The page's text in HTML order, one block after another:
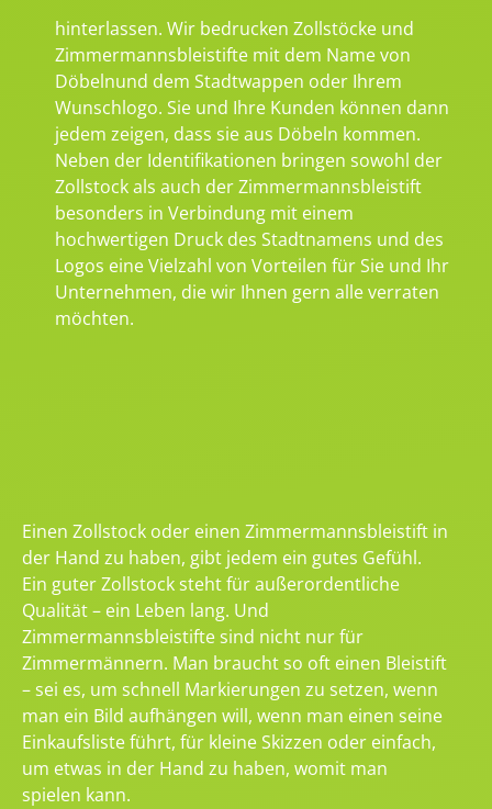
hinterlassen. Wir bedrucken Zollstöcke und
Zimmermannsbleistifte mit dem Name von
Döbelnund dem Stadtwappen oder Ihrem
Wunschlogo. Sie und Ihre Kunden können dann
jedem zeigen, dass sie aus Döbeln kommen.
Neben der Identifikationen bringen sowohl der
Zollstock als auch der Zimmermannsbleistift
besonders in Verbindung mit einem
hochwertigen Druck des Stadtnamens und des
Logos eine Vielzahl von Vorteilen für Sie und Ihr
Unternehmen, die wir Ihnen gern alle verraten
möchten.
Einen Zollstock oder einen Zimmermannsbleistift in
der Hand zu haben, gibt jedem ein gutes Gefühl.
Ein guter Zollstock steht für außerordentliche
Qualität – ein Leben lang. Und
Zimmermannsbleistifte sind nicht nur für
Zimmermännern. Man braucht so oft einen Bleistift
– sei es, um schnell Markierungen zu setzen, wenn
man ein Bild aufhängen will, wenn man einen seine
Einkaufsliste führt, für kleine Skizzen oder einfach,
um etwas in der Hand zu haben, womit man
spielen kann.